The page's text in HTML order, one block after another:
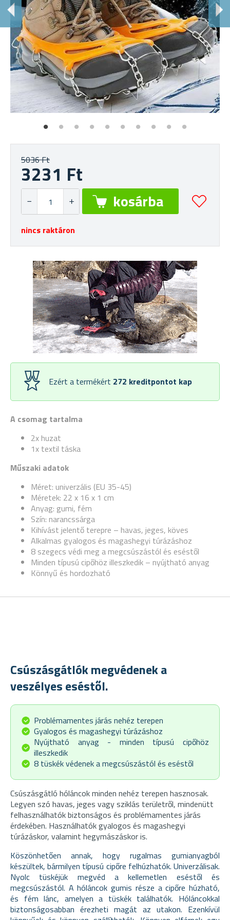
A csomag tartalma
2x huzat
1x textil táska
Műszaki adatok
Méret: univerzális (EU 35-45)
Méretek: 22 x 16 x 1 cm
Anyag: gumi, fém
Szín: narancssárga
Kihívást jelentő terepre – havas, jeges, köves
Alkalmas gyalogos és magashegyi túrázáshoz
8 szegecs védi meg a megcsúszástól és eséstől
Minden típusú cipőhöz illeszkedik – nyújtható anyag
Könnyű és hordozható
5036 Ft
3231 Ft
nincs raktáron
Ezért a termékért 272 kreditpontot kap
Csúszásgátlók megvédenek a
veszélyes eséstől.
Problémamentes járás nehéz terepen
Gyalogos és magashegyi túrázáshoz
Nyújtható anyag - minden típusú cipőhöz
illeszkedik
8 tüskék védenek a megcsúszástól és eséstől
Csúszásgátló hóláncok minden nehéz terepen hasznosak.
Legyen szó havas, jeges vagy sziklás területről, mindenütt
felhasználhatók biztonságos és problémamentes járás
érdekében. Használhatók gyalogos és magashegyi
túrázáskor, valamint hegymászáskor is.
Köszönhetően annak, hogy rugalmas gumianyagból
készültek, bármilyen típusú cipőre felhúzhatók. Univerzálisak.
Nyolc tüskéjük megvéd a kellemetlen eséstől és
megcsúszástól. A hóláncok gumis része a cipőre húzható,
és fém lánc, amelyen a tüskék találhatók. Hóláncokkal
biztonságosabban érezheti magát az utakon. Ezenkívül